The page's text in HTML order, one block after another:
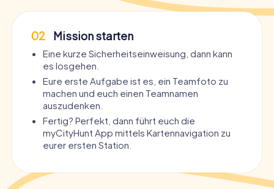
02 Mission starten
Eine kurze Sicherheitseinweisung, dann kann
es losgehen.
Eure erste Aufgabe ist es, ein Teamfoto zu
machen und euch einen Teamnamen
auszudenken.
Fertig? Perfekt, dann führt euch die
myCityHunt App mittels Kartennavigation zu
eurer ersten Station.